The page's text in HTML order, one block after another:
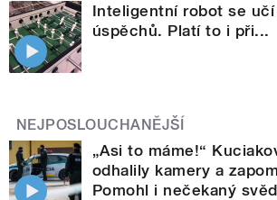
Inteligentní robot se učí
úspěchů. Platí to i při...
NEJPOSLOUCHANĚJŠÍ
„Asi to máme!“
odhalily kamery a
Pomohl i nečekaný